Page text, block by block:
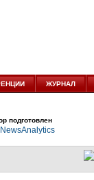
ЖУРНАЛ
подготовлен